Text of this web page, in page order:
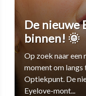
De nieuwe
binnen! 🌞
Op zoek naar een
moment om langs
Optiekpunt. De
Eyelove-mont...